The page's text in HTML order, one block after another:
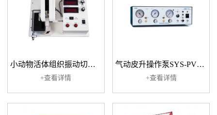
小动物活体组织振动切片机VF-310-OZ
+查看详情
气动皮升操作泵SYS-PV830
+查看详情